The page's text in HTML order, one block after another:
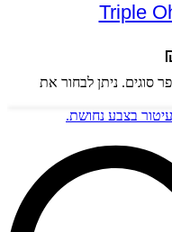
סוגים. ניתן לבחור את